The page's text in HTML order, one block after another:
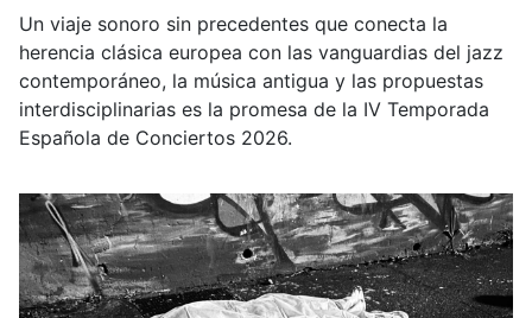
Un viaje sonoro sin precedentes que conecta la
herencia clásica europea con las vanguardias del jazz
contemporáneo, la música antigua y las propuestas
interdisciplinarias es la promesa de la IV Temporada
Española de Conciertos 2026.